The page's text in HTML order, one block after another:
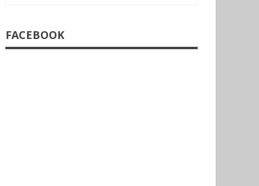
FACEBOOK